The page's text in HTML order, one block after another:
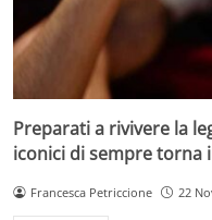
Preparati a rivivere la
iconici di sempre torna
Francesca Petriccione 22